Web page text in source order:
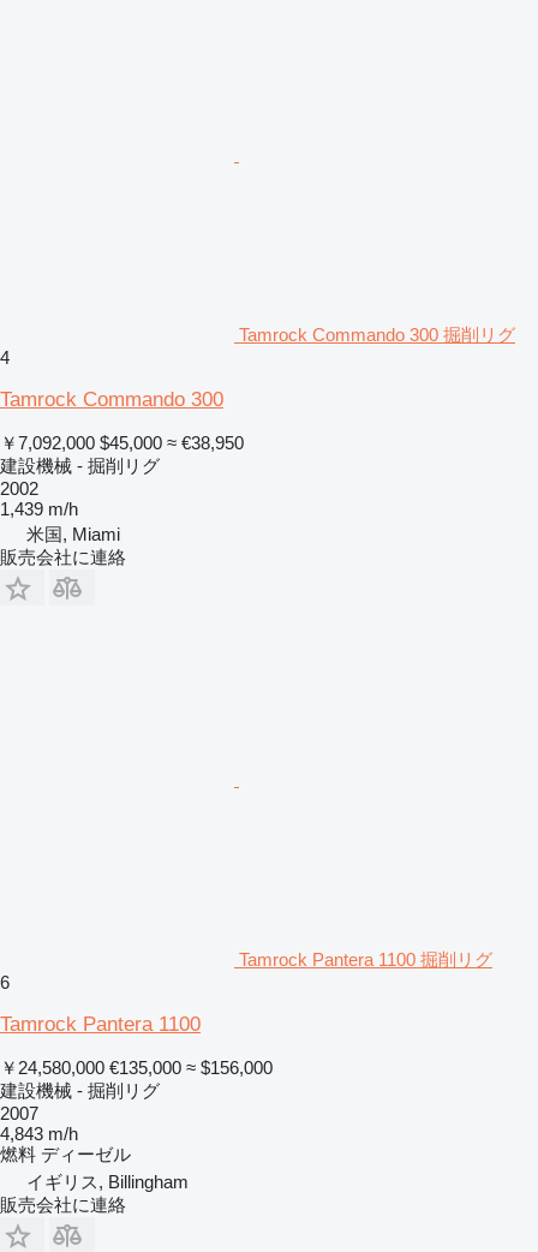
Tamrock Commando 300 掘削リグ
4
Tamrock Commando 300
￥7,092,000 $45,000 ≈ €38,950
建設機械 - 掘削リグ
2002
1,439 m/h
米国, Miami
販売会社に連絡
Tamrock Pantera 1100 掘削リグ
6
Tamrock Pantera 1100
￥24,580,000 €135,000 ≈ $156,000
建設機械 - 掘削リグ
2007
4,843 m/h
燃料 ディーゼル
イギリス, Billingham
販売会社に連絡